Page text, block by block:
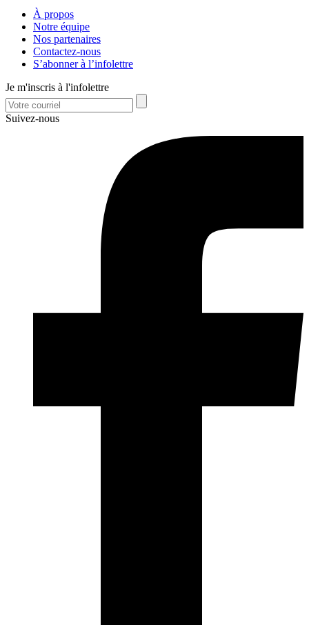
À propos
Notre équipe
Nos partenaires
Contactez-nous
S’abonner à l’infolettre
Je m'inscris à l'infolettre
Suivez-nous